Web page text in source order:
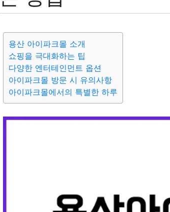
용산 아이파크몰 소개
쇼핑을 극대화하는 팁
다양한 엔터테인먼트 옵션
아이파크몰 방문 시 유의사항
아이파크몰에서의 특별한 하루